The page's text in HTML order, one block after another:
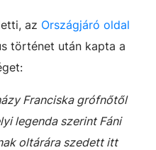
az Országjáró oldal
történet után kapta a
Franciska grófnőtől
legenda szerint Fáni
oltárára szedett itt